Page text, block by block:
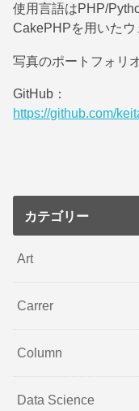
使用言語はPHP/
CakePHPを用いたウ
写真のポートフォリ
GitHub：
https://github.com/
カテゴリー
Art
Carrer
Column
Data Science